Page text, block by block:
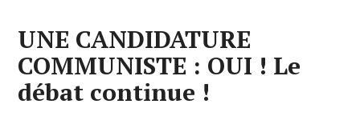
UNE CANDIDATURE
COMMUNISTE : OUI ! Le
débat continue !